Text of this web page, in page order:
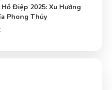
Điệp 2025: Xu Hướng
Phong Thủy